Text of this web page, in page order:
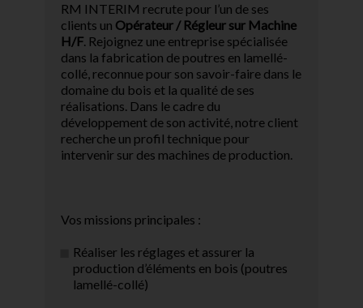
RM INTERIM recrute pour l’un de ses
clients un Opérateur / Régleur sur Machine
H/F. Rejoignez une entreprise spécialisée
dans la fabrication de poutres en lamellé-
collé, reconnue pour son savoir-faire dans le
domaine du bois et la qualité de ses
réalisations. Dans le cadre du
développement de son activité, notre client
recherche un profil technique pour
intervenir sur des machines de production.
Vos missions principales :
Réaliser les réglages et assurer la
production d’éléments en bois (poutres
lamellé-collé)